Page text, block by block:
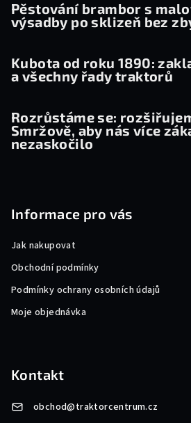
Pěstování brambor s
výsadby po sklizeň bez
Kubota od roku 1890:
a všechny řady traktorů
Rozrůstáme se:
Smržově, aby nás více
nezaskočilo
Informace pro vás
Jak nakupovat
Obchodní podmínky
Podmínky ochrany osobních údajů
Moje objednávka
Kontakt
obchod@traktorcentrum.cz